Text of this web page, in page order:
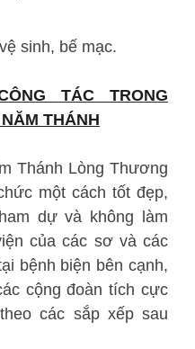
sinh, bế mạc.
TÁC TRONG
THÁNH
Lòng Thương
một cách tốt đẹp,
dự và không làm
của các sơ và các
bệnh biện bên cạnh,
cộng đoàn tích cực
các sắp xếp sau